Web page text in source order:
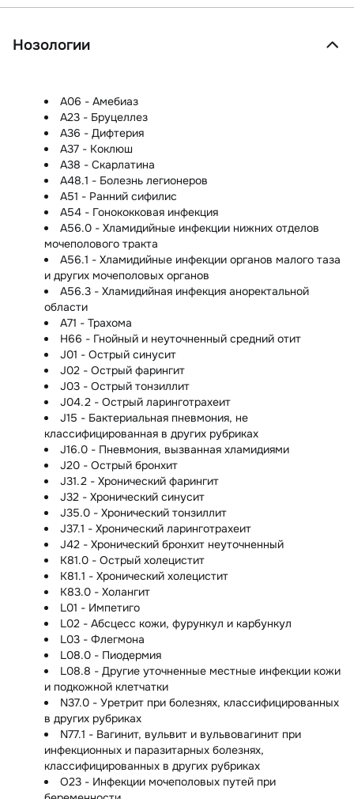
Нозологии
A06 - Амебиаз
A23 - Бруцеллез
A36 - Дифтерия
A37 - Коклюш
A38 - Скарлатина
A48.1 - Болезнь легионеров
A51 - Ранний сифилис
A54 - Гонококковая инфекция
A56.0 - Хламидийные инфекции нижних отделов
мочеполового тракта
A56.1 - Хламидийные инфекции органов малого таза
и других мочеполовых органов
A56.3 - Хламидийная инфекция аноректальной
области
A71 - Трахома
H66 - Гнойный и неуточненный средний отит
J01 - Острый синусит
J02 - Острый фарингит
J03 - Острый тонзиллит
J04.2 - Острый ларинготрахеит
J15 - Бактериальная пневмония, не
классифицированная в других рубриках
J16.0 - Пневмония, вызванная хламидиями
J20 - Острый бронхит
J31.2 - Хронический фарингит
J32 - Хронический синусит
J35.0 - Хронический тонзиллит
J37.1 - Хронический ларинготрахеит
J42 - Хронический бронхит неуточненный
K81.0 - Острый холецистит
K81.1 - Хронический холецистит
K83.0 - Холангит
L01 - Импетиго
L02 - Абсцесс кожи, фурункул и карбункул
L03 - Флегмона
L08.0 - Пиодермия
L08.8 - Другие уточненные местные инфекции кожи
и подкожной клетчатки
N37.0 - Уретрит при болезнях, классифицированных
в других рубриках
N77.1 - Вагинит, вульвит и вульвовагинит при
инфекционных и паразитарных болезнях,
классифицированных в других рубриках
O23 - Инфекции мочеполовых путей при